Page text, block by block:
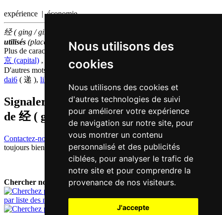
Nous utilisons des
cookies
Nous utilisons des cookies et
d'autres technologies de suivi
pour améliorer votre expérience
de navigation sur notre site, pour
vous montrer un contenu
personnalisé et des publicités
ciblées, pour analyser le trafic de
notre site et pour comprendre la
provenance de nos visiteurs.
J'accepte
expérience | économie
经 ( ging / ging1 ) fait partie des
utilisés (place parmi les caractères individuels)
Plus de caractères qui se prononcentging1 en chinois
京 (capital) ,
惊 (surprenant)
D'autres mots qui signifientpasser en chinois
dai6 ( 递 ), lik6
Signaler traduction fausse ou manquante
de 经 ( ging / ging1 )
Contactez-nous!
Votre feedback et critique constructive seront
toujours bienvenus.
Chercher nouveau mot:
par liste des mots